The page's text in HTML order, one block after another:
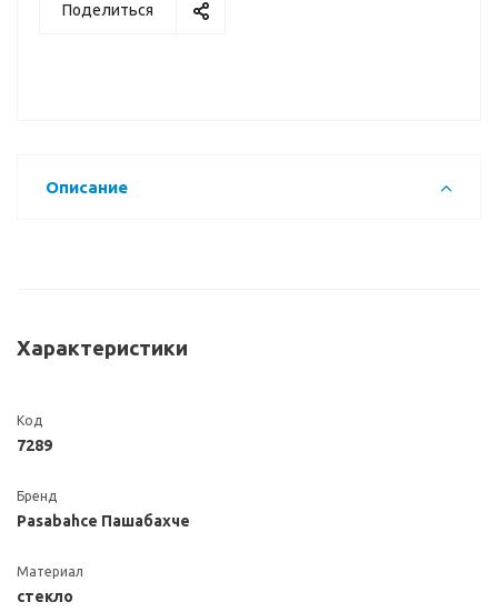
Поделиться
Описание
Характеристики
Код
7289
Бренд
Pasabahce Пашабахче
Материал
стекло